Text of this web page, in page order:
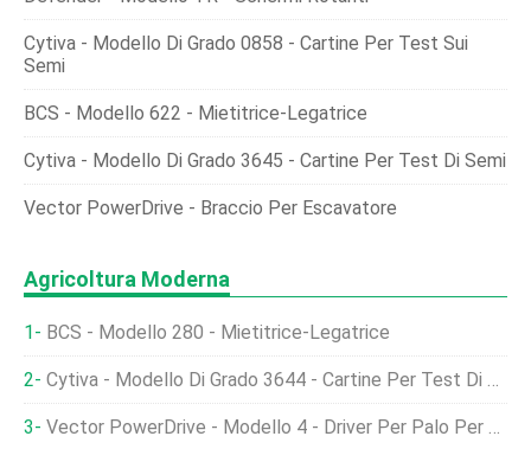
Cytiva - Modello Di Grado 0858 - Cartine Per Test Sui
Semi
BCS - Modello 622 - Mietitrice-Legatrice
Cytiva - Modello Di Grado 3645 - Cartine Per Test Di Semi
Vector PowerDrive - Braccio Per Escavatore
Agricoltura Moderna
BCS - Modello 280 - Mietitrice-Legatrice
Cytiva - Modello Di Grado 3644 - Cartine Per Test Di Semi
Vector PowerDrive - Modello 4 - Driver Per Palo Per Recinzione Oscillante A 120° Per Appaltatori